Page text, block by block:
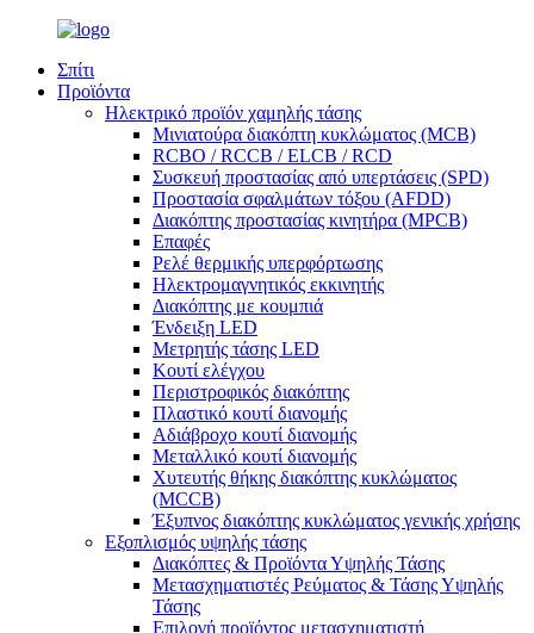
Σπίτι
Προϊόντα
Ηλεκτρικό προϊόν χαμηλής τάσης
Μινιατούρα διακόπτη κυκλώματος (MCB)
RCBO / RCCB / ELCB / RCD
Συσκευή προστασίας από υπερτάσεις (SPD)
Προστασία σφαλμάτων τόξου (AFDD)
Διακόπτης προστασίας κινητήρα (MPCB)
Επαφές
Ρελέ θερμικής υπερφόρτωσης
Ηλεκτρομαγνητικός εκκινητής
Διακόπτης με κουμπιά
Ένδειξη LED
Μετρητής τάσης LED
Κουτί ελέγχου
Περιστροφικός διακόπτης
Πλαστικό κουτί διανομής
Αδιάβροχο κουτί διανομής
Μεταλλικό κουτί διανομής
Χυτευτής θήκης διακόπτης κυκλώματος
(MCCB)
Έξυπνος διακόπτης κυκλώματος γενικής χρήσης
Εξοπλισμός υψηλής τάσης
Διακόπτες & Προϊόντα Υψηλής Τάσης
Μετασχηματιστές Ρεύματος & Τάσης Υψηλής
Τάσης
Επιλογή προϊόντος μετασχηματιστή